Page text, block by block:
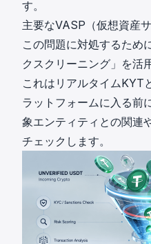
す。
主要なVASP（仮想資産
この問題に対処するため
クスクリーニング」 を活
これはリアルタイムKYT
ラットフォームに入る前
象エンティティとの関連
チェックします。